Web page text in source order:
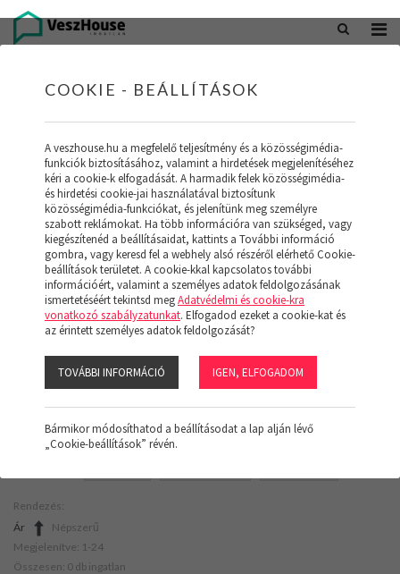
office@veszhouse.hu +36 20 402 5098
INGATLAN KÉSZLETÜNK
(19)
Szűrő megjelenítése
Rendezés:
Ár
Népszerű
Megjelenítve: 1-24
Összesen: 0 db ingatlan
COOKIE - BEÁLLÍTÁSOK
A veszhouse.hu a megfelelő teljesítmény és a közösségimédia-
funkciók biztosításához, valamint a hirdetések megjelenítéséhez
kéri a cookie-k elfogadását. A harmadik felek közösségimédia-
és hirdetési cookie-jai használatával biztosítunk
közösségimédia-funkciókat, és jelenítünk meg személyre
szabott reklámokat. Ha több információra van szükséged, vagy
kiegészítenéd a beállításaidat, kattints a További információ
gombra, vagy keresd fel a webhely alsó részéről elérhető Cookie-
beállítások területet. A cookie-kkal kapcsolatos további
információért, valamint a személyes adatok feldolgozásának
ismertetéséért tekintsd megAdatvédelmi és cookie-kra
vonatkozó szabályzatunkat. Elfogadod ezeket a cookie-kat és
az érintett személyes adatok feldolgozását?
TOVÁBBI INFORMÁCIÓ IGEN, ELFOGADOM
Bármikor módosíthatod a beállításodat a lap alján lévő
„Cookie-beállítások” révén.